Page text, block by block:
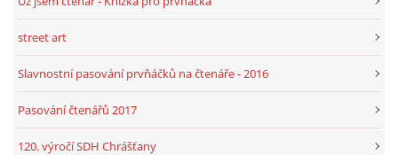
street art
Slavnostní pasování prvňáčků na čtenáře - 2016
Pasování čtenářů 2017
120. výročí SDH Chrášťany